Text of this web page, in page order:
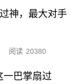
神，最大对手
阅读 20380
一巴掌扇过